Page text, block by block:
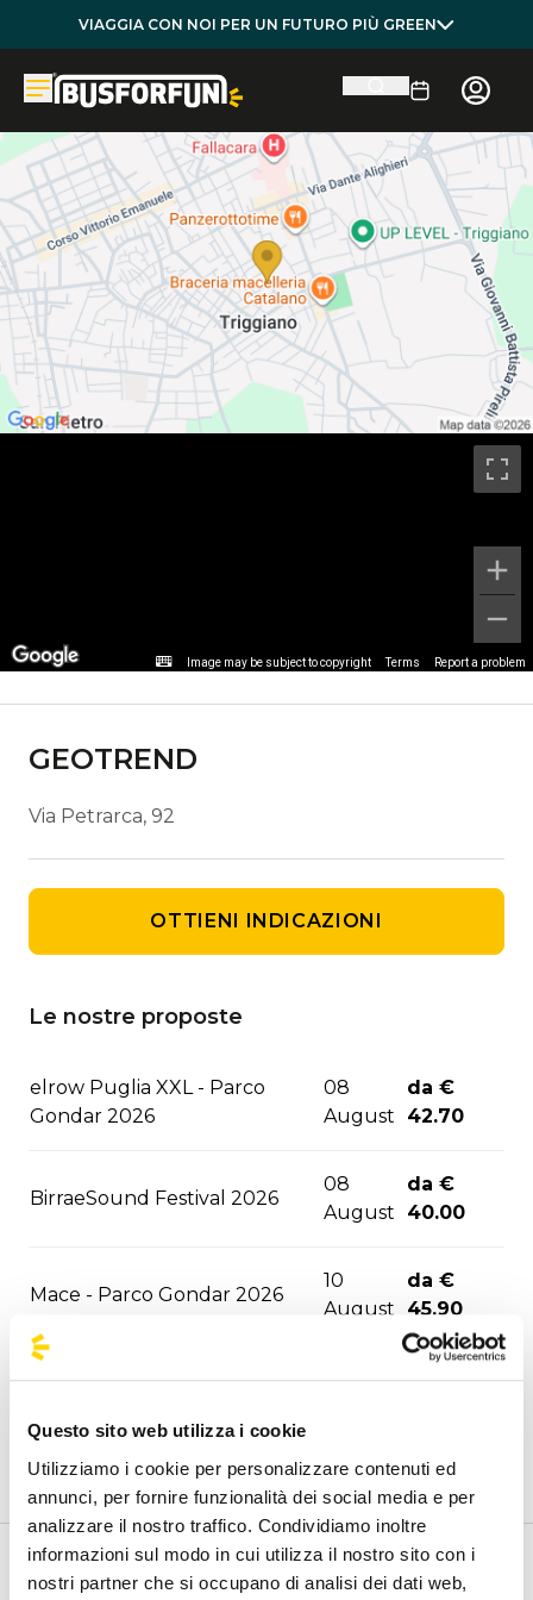
Questo sito web utilizza i cookie
Utilizziamo i cookie per personalizzare contenuti ed
annunci, per fornire funzionalità dei social media e per
analizzare il nostro traffico. Condividiamo inoltre
informazioni sul modo in cui utilizza il nostro sito con i
nostri partner che si occupano di analisi dei dati web,
VIAGGIA CON NOI PER UN FUTURO PIÙ GREEN
Image may be subject to copyright Terms Report a problem
Dettaglio agenzia
GEOTREND
Via Petrarca, 92
OTTIENI INDICAZIONI
Le nostre proposte
elrow Puglia XXL - Parco
Gondar 2026
08
August
da €
42.70
BirraeSound Festival 2026
08
August
da €
40.00
Mace - Parco Gondar 2026
10
August
da €
45.90
Tony Pitony - Parco Gondar
11
da €
Sfera Ebbasta - Parco Gondar
2026
14
August
da €
42.70
Kybba - Parco Gondar 2026
Benvenuto nella pagina delle agenzie ufficiali di